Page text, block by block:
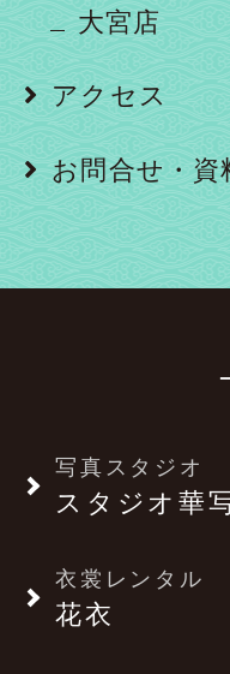
大宮店
アクセス
お問合せ・資
写真スタジオ
スタジオ華
衣裳レンタル
花衣